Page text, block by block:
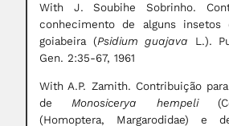
With J. Soubihe Sobrinho.
conhecimento de alguns insetos
goiabeira (Psidium guajava L.).
Gen. 2:35-67, 1961
With A.P. Zamith. Contribuição
deMonosicerya hempeli
(Homoptera, Margarodidae) e